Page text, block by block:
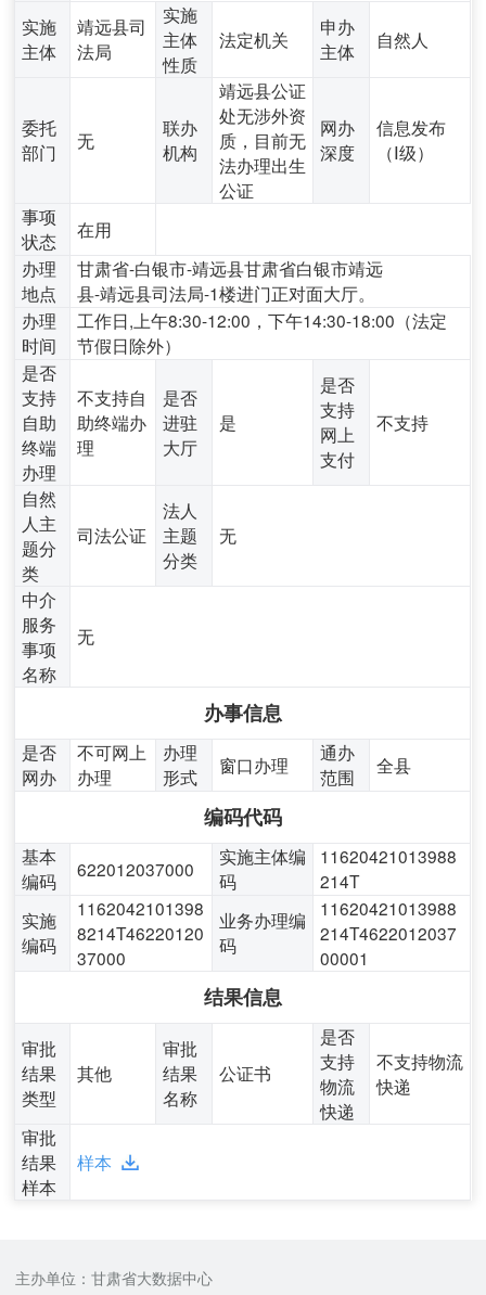
实施
主体
靖远县司
法局
实施
主体
性质
法定机关
申办
主体
自然人
委托
部门
无
联办
机构
靖远县公证
处无涉外资
质，目前无
法办理出生
公证
网办
深度
信息发布
（Ⅰ级）
事项
状态
在用
办理
地点
甘肃省-白银市-靖远县甘肃省白银市靖远
县-靖远县司法局-1楼进门正对面大厅。
办理
时间
工作日,上午8:30-12:00，下午14:30-18:00（法定
节假日除外）
是否
支持
自助
终端
办理
不支持自
助终端办
理
是否
进驻
大厅
是
是否
支持
网上
支付
不支持
自然
人主
题分
类
司法公证
法人
主题
分类
无
中介
服务
事项
名称
无
办事信息
是否
网办
不可网上
办理
办理
形式
窗口办理
通办
范围
全县
编码代码
基本
编码
622012037000
实施主体编
码
11620421013988
214T
实施
编码
1162042101398
8214T46220120
37000
业务办理编
码
11620421013988
214T4622012037
00001
结果信息
审批
结果
类型
其他
审批
结果
名称
公证书
是否
支持
物流
快递
不支持物流
快递
审批
结果
样本
样本
主办单位：甘肃省大数据中心